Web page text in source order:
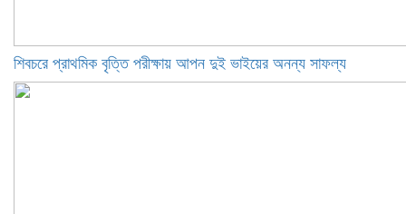
শিবচরে প্রাথমিক বৃত্তি পরীক্ষায় আপন দুই ভাইয়ের অনন্য সাফল্য